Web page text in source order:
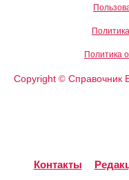
Политика
Copyright ©Справочник
Контакты